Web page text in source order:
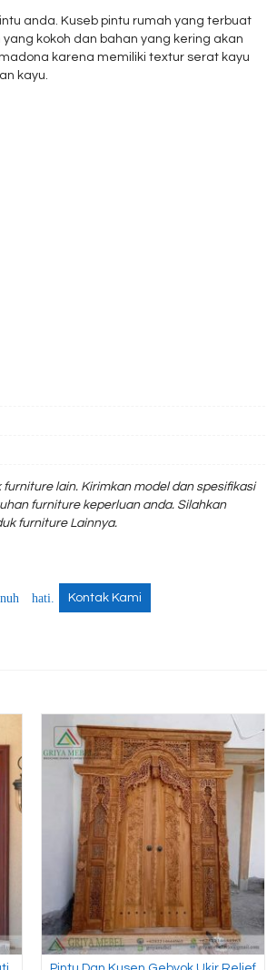
anda. Kuseb pintu rumah yang terbuat
kokoh dan bahan yang kering akan
karena memiliki textur serat kayu
kayu.
lain. Kirimkan model dan spesifikasi
furniture keperluan anda. Silahkan
furniture Lainnya.
hati.
Kontak Kami